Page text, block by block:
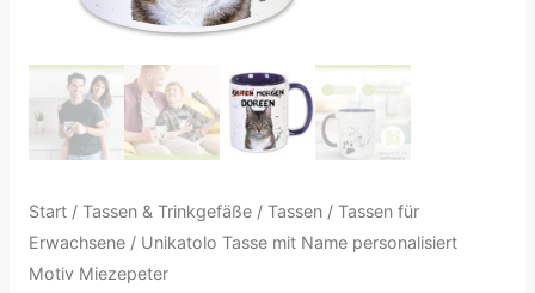
Start/ Tassen & Trinkgefäße/ Tassen/ Tassen für
Erwachsene/ Unikatolo Tasse mit Name personalisiert
Motiv Miezepeter